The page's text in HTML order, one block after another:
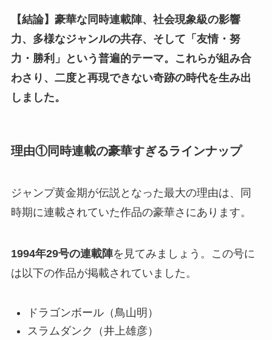
【結論】豪華な同時連載陣、社会現象級の影響
力、多様なジャンルの共存、そして「友情・努
力・勝利」という普遍的テーマ。これらが組み合
わさり、二度と再現できない奇跡の時代を生み出
しました。
理由①同時連載の豪華すぎるラインナップ
ジャンプ黄金期が伝説となった最大の理由は、同
時期に連載されていた作品の豪華さにあります。
1994年29号の連載陣を見てみましょう。この号に
は以下の作品が掲載されていました。
ドラゴンボール（鳥山明）
スラムダンク（井上雄彦）